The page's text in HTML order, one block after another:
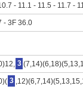
- 11.1 - 11.5 - 11.7 -
- 3F 36.0
3
3